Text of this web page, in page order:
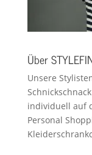
Über
Unsere
individuell auf
Personal